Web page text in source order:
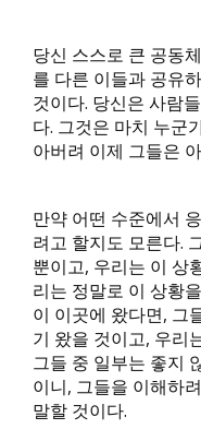
당신 스스로 큰 공동
를 다른 이들과 공유
것이다. 당신은 사람
다. 그것은 마치 누군
아버려 이제 그들은
만약 어떤 수준에서
려고 할지도 모른다.
뿐이고, 우리는 이 상
리는 정말로 이 상황
이 이곳에 왔다면, 그
기 왔을 것이고, 우리
그들 중 일부는 좋지
이니, 그들을 이해하
말할 것이다.